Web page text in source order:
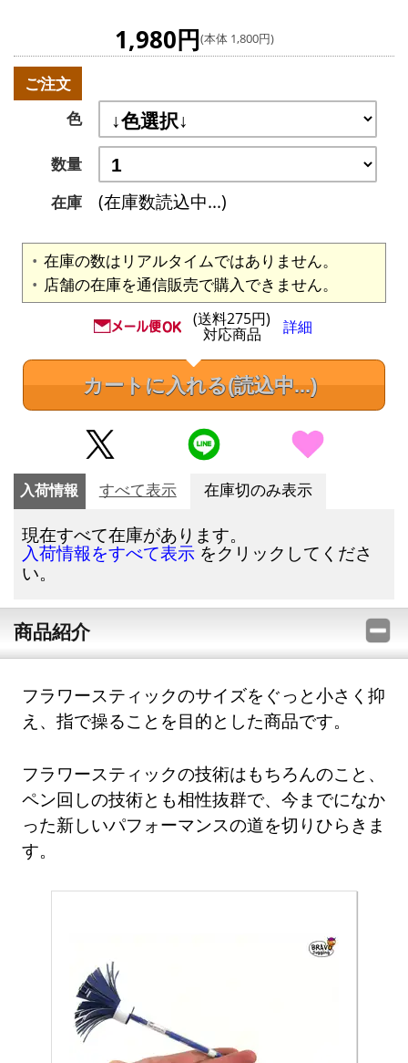
1,980円(本体 1,800円)
ご注文
色
数量
在庫
(在庫数読込中...)
在庫の数はリアルタイムではありません。
店舗の在庫を通信販売で購入できません。
(送料275円)
対応商品 詳細
カートに入れる(読込中...)
入荷情報 すべて表示 在庫切のみ表示
現在すべて在庫があります。
入荷情報をすべて表示 をクリックしてくださ
い。
商品紹介
フラワースティックのサイズをぐっと小さく抑
え、指で操ることを目的とした商品です。
フラワースティックの技術はもちろんのこと、
ペン回しの技術とも相性抜群で、今までになか
った新しいパフォーマンスの道を切りひらきま
す。